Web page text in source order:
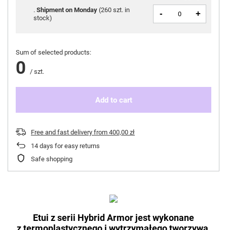
Shipment on Monday (260 szt. in
stock) - +
Sum of selected products:
0 / szt.
Add to cart
Free and fast delivery from 400,00 zł
14 days for easy returns
Safe shopping
Etui z serii Hybrid Armor jest wykonane